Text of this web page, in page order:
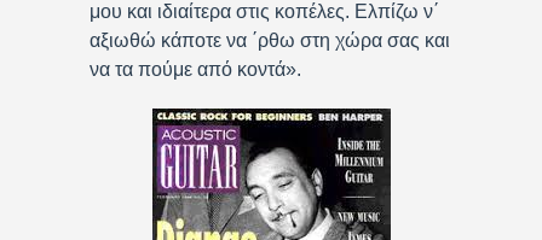
μου και ιδιαίτερα στις κοπέλες. Ελπίζω ν΄
αξιωθώ κάποτε να ΄ρθω στη χώρα σας και
να τα πούμε από κοντά».